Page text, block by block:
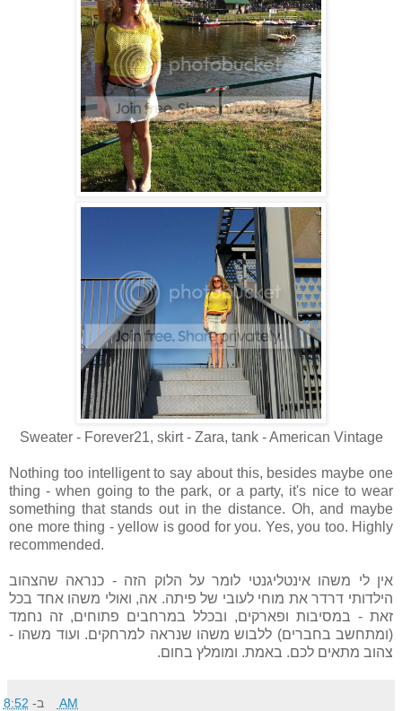
Sweater - Forever21, skirt - Zara, tank - American Vintage
Nothing too intelligent to say about this, besides maybe one
thing - when going to the park, or a party, it's nice to wear
something that stands out in the distance. Oh, and maybe
one more thing - yellow is good for you. Yes, you too. Highly
recommended.
אין לי משהו אינטליגנטי לומר על הלוק הזה - כנראה שהצהוב
הילדותי דרדר את מוחי לעובי של פיתה. אה, ואולי משהו אחד בכל
זאת - במסיבות ופארקים, ובכלל במרחבים פתוחים, זה נחמד
(ומתחשב בחברים) ללבוש משהו שנראה למרחקים. ועוד משהו -
צהוב מתאים לכם. באמת. ומומלץ בחום.
ב- 8:52 AM